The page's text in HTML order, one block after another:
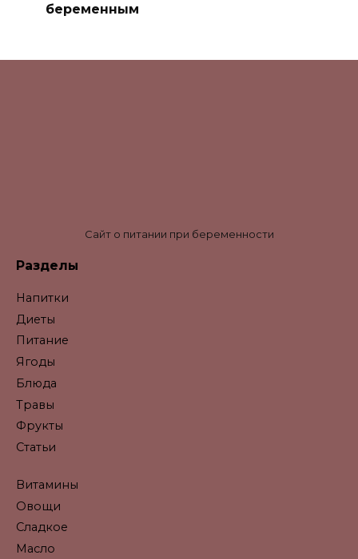
беременным
Сайт о питании при беременности
Разделы
Напитки
Диеты
Питание
Ягоды
Блюда
Травы
Фрукты
Статьи
Витамины
Овощи
Сладкое
Масло